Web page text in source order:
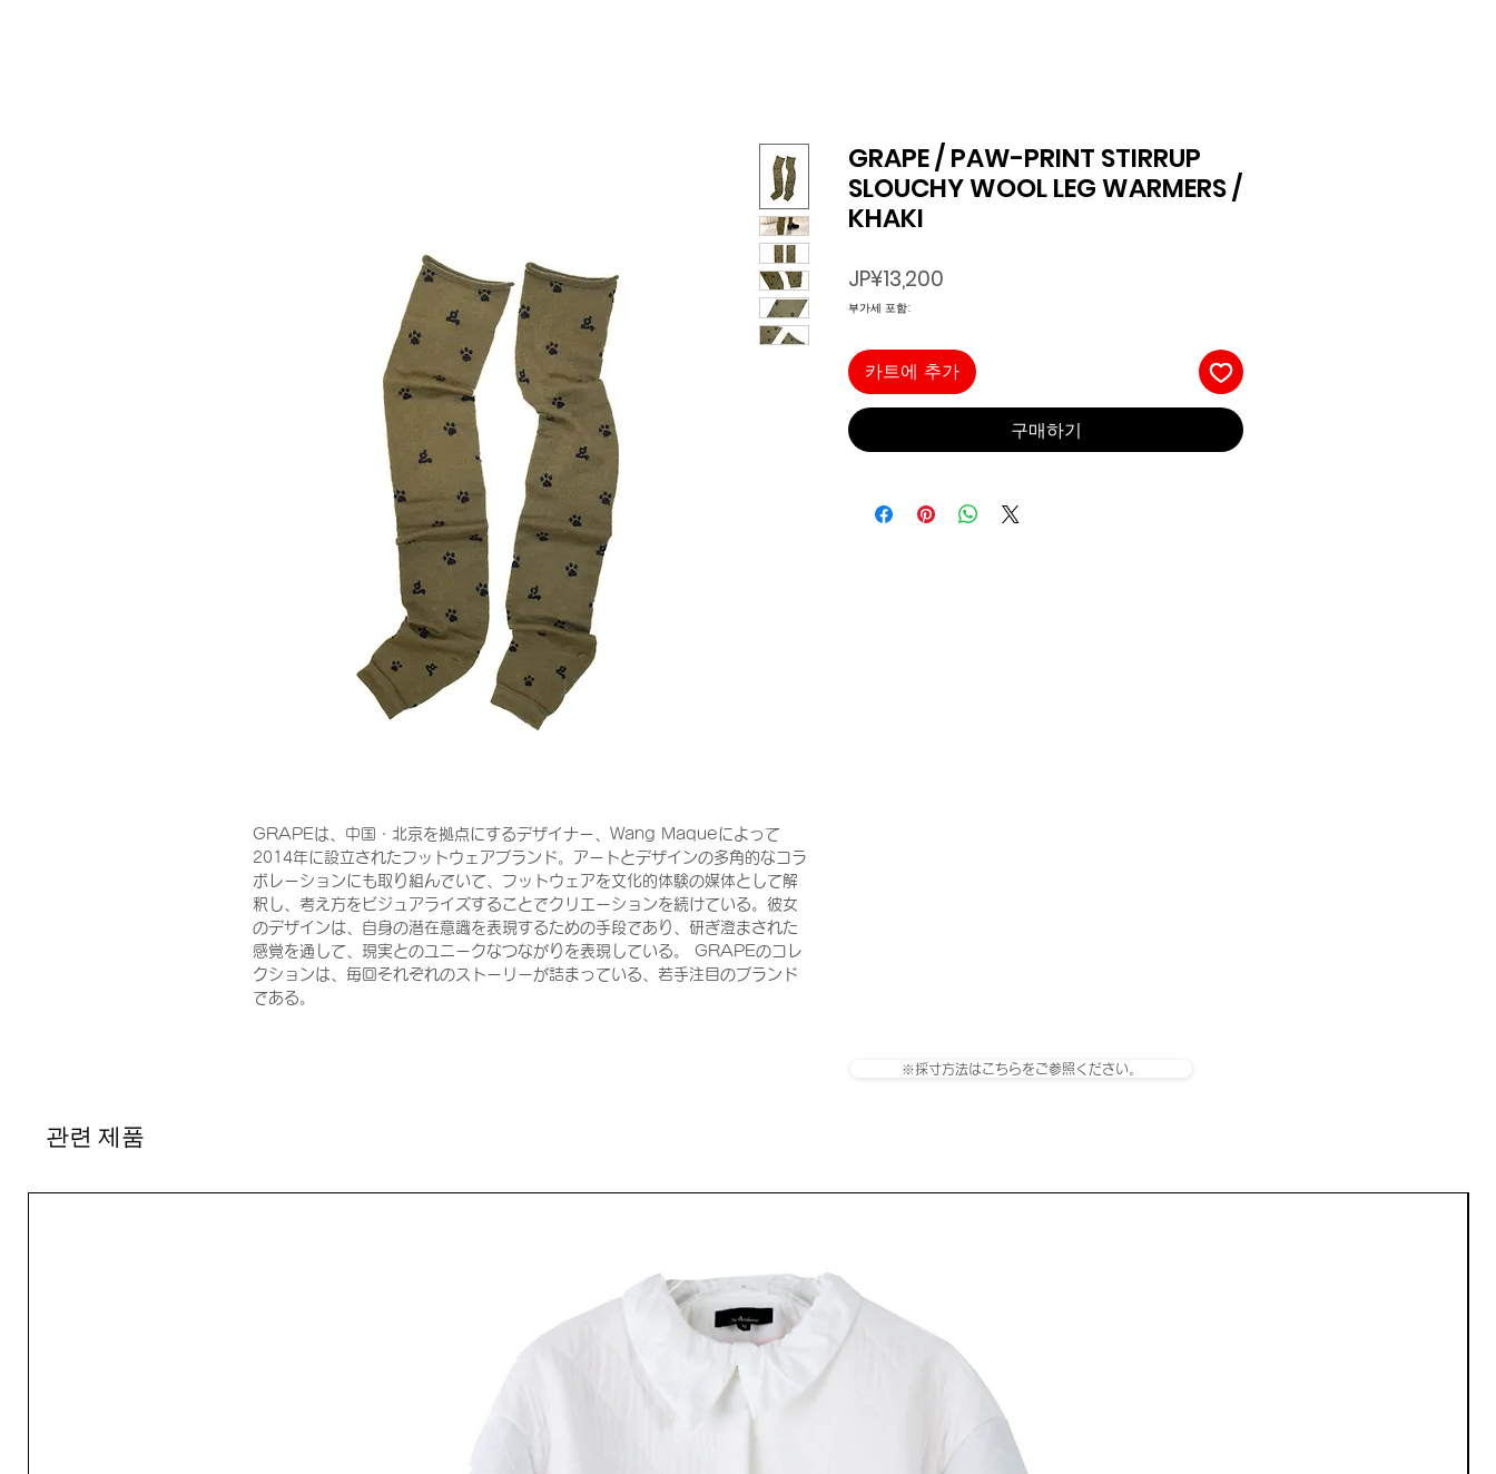
GRAPEは、中国・北京を拠点にするデザイナー、Wang Maqueによって
2014年に設立されたフットウェアブランド。アートとデザインの多角的なコラ
ボレーションにも取り組んでいて、フットウェアを文化的体験の媒体として解
釈し、考え方をビジュアライズすることでクリエーションを続けている。彼女
のデザインは、自身の潜在意識を表現するための手段であり、研ぎ澄まされた
感覚を通して、現実とのユニークなつながりを表現している。 GRAPEのコレ
クションは、毎回それぞれのストーリーが詰まっている、若手注目のブランド
である。
GRAPE / PAW-PRINT STIRRUP
SLOUCHY WOOL LEG WARMERS /
KHAKI
JP¥13,200
부가세 포함:
카트에 추가
구매하기
※採寸方法はこちらをご参照ください。
관련 제품